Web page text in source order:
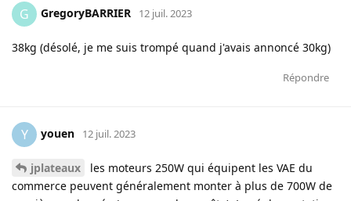
G GregoryBARRIER 12 juil. 2023
38kg (désolé, je me suis trompé quand j'avais annoncé 30kg)
Répondre
Y youen 12 juil. 2023
jplateaux
les moteurs 250W qui équipent les VAE du
commerce peuvent généralement monter à plus de 700W de